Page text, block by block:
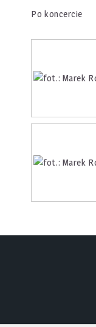
Po koncercie